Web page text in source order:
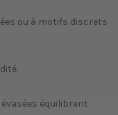
ou à motifs discrets
équilibrent